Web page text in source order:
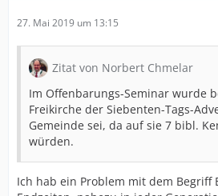
27. Mai 2019 um 13:15
Zitat von Norbert Chmelar
Im Offenbarungs-Seminar wurde
Freikirche der Siebenten-Tags-
Gemeinde sei, da auf sie 7 bibl.
würden.
Ich hab ein Problem mit dem Begriff